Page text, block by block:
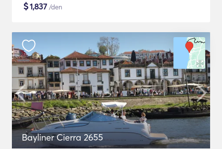
$1,837 /den
Bayliner Cierra 2655